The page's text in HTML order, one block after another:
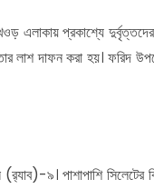
এলাকায় প্রকাশ্যে
লাশ দাফন করা হয়। ফরিদ
৯। পাশাপাশি সিলেটের